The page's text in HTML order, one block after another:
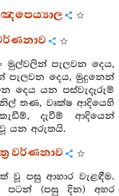
මුල්වලින් පැලවන දෙය,
පැලවන දෙය, මුදුනෙන්
දෙය යන පස්වැදෑරුම්
තණ, වෘක්ෂ ආදියෙහි
දැවීම් ආදියෙන්
යන අරුතයි.
වර්ණනාව
වූ පසු ආහාර වැළඳීම.
පටන් (පසු දින) අහර